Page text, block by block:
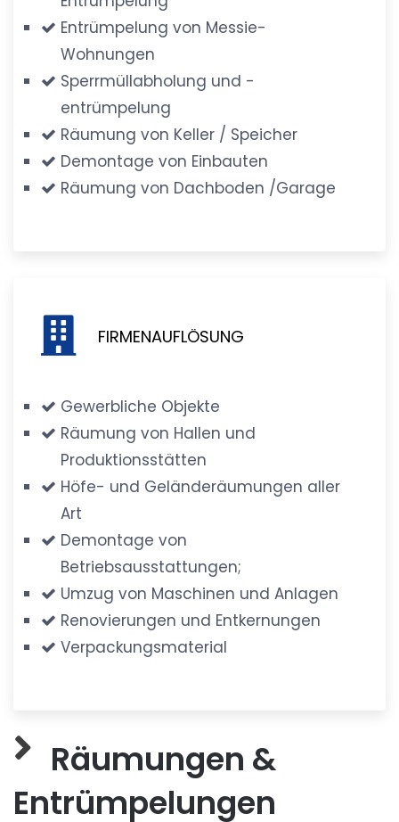
Entrümpelung von Messie-
Wohnungen
Sperrmüllabholung und -
entrümpelung
Räumung von Keller / Speicher
Demontage von Einbauten
Räumung von Dachboden /Garage
FIRMENAUFLÖSUNG
Gewerbliche Objekte
Räumung von Hallen und
Produktionsstätten
Höfe- und Geländeräumungen aller
Art
Demontage von
Betriebsausstattungen;
Umzug von Maschinen und Anlagen
Renovierungen und Entkernungen
Verpackungsmaterial
Räumungen &
Entrümpelungen